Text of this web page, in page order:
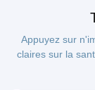
Appuyez sur
claires sur la